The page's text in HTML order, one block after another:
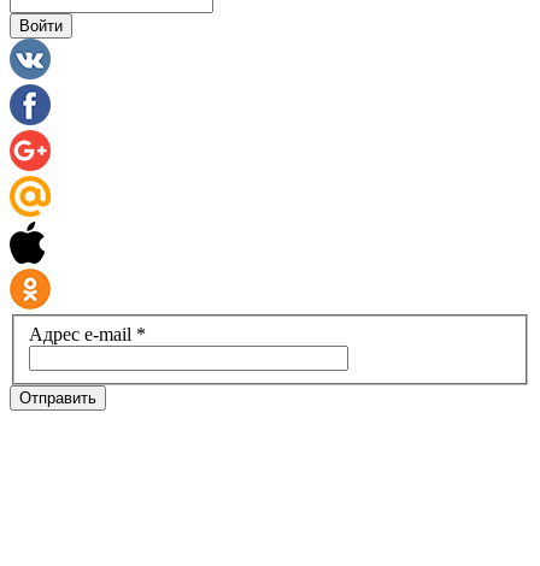
Войти
Адрес e-mail *
Отправить